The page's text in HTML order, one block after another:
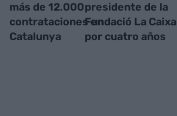
más de 12.000
contrataciones en
Catalunya
presidente de la
Fundació La Caixa
por cuatro años